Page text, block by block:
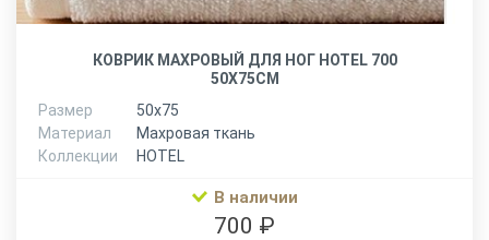
КОВРИК МАХРОВЫЙ ДЛЯ НОГ HOTEL 700
50Х75СМ
Размер
50х75
Материал
Махровая ткань
Коллекции
HOTEL
В наличии
700 ₽